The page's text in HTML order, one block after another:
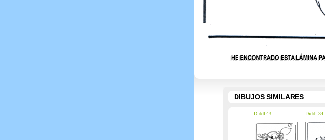
DIBUJOS SIMILARES
Diddl 43 Diddl 34